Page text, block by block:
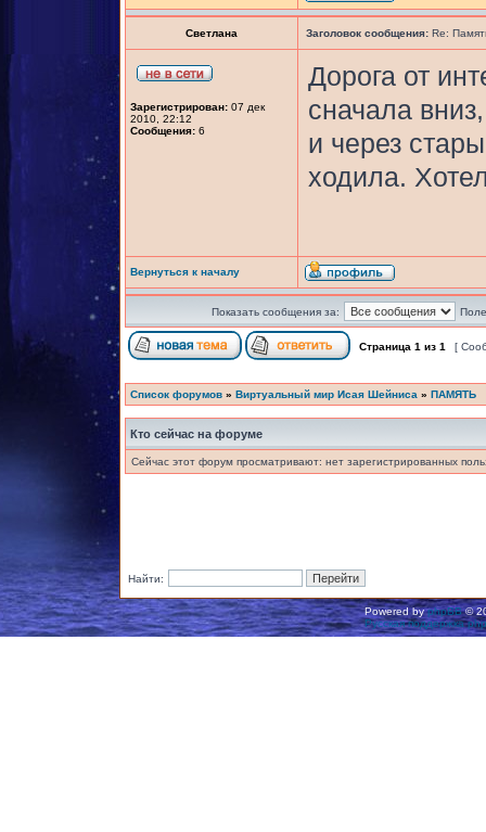
Светлана Заголовок сообщения: Re:
Зарегистрирован: 07 дек
2010, 22:12
Сообщения: 6
Дорога от
сначала
и через
ходила.
Вернуться к началу
Показать сообщения за:
Страница 1 из 1 [
Список форумов » Виртуальный мир Исая Шейниса » ПАМЯТЬ
Кто сейчас на форуме
Сейчас этот форум просматривают: нет зарегистрированных
Найти:
Powered byphpBB©
Русская поддержка